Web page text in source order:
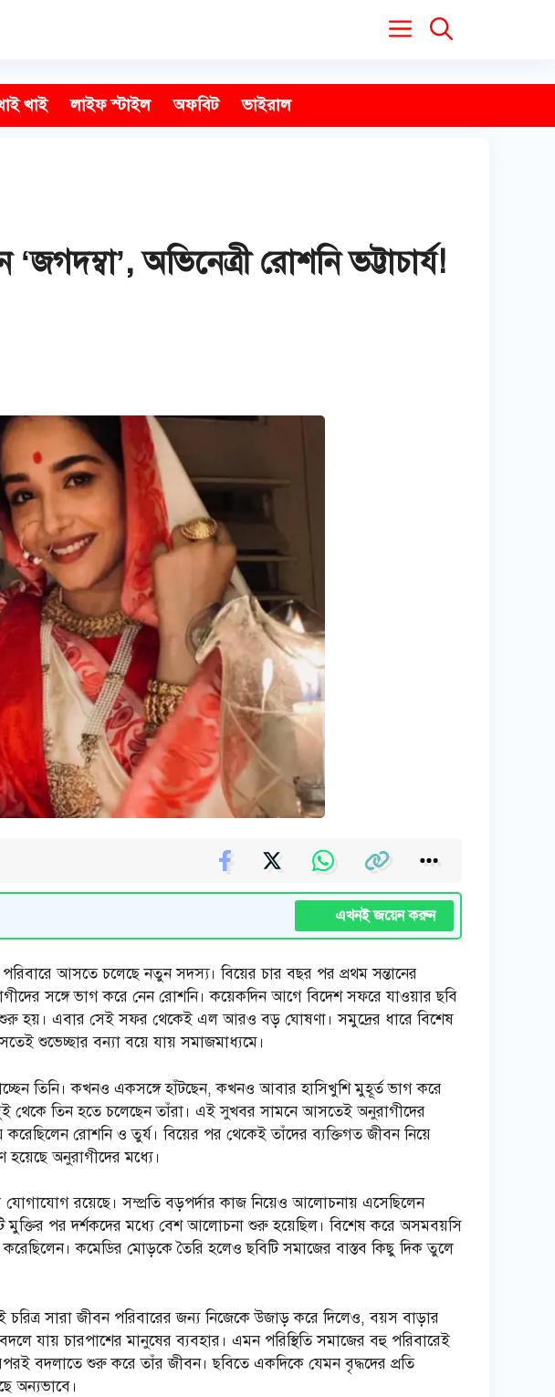
খাই লাইফ স্টাইল অফবিট ভাইরাল
অভিনেত্রী রোশনি ভট্টাচার্য!
এখনই জয়েন করুন
আসতে চলেছে নতুন সদস্য। বিয়ের চার বছর পর প্রথম সন্তানের
সঙ্গে ভাগ করে নেন রোশনি। কয়েকদিন আগে বিদেশ সফরে যাওয়ার ছবি
শুরু হয়। এবার সেই সফর থেকেই এল আরও বড় ঘোষণা। সমুদ্রের ধারে বিশেষ
শুভেচ্ছার বন্যা বয়ে যায় সমাজমাধ্যমে।
তিনি। কখনও একসঙ্গে হাঁটছেন, কখনও আবার হাসিখুশি মুহূর্ত ভাগ করে
থেকে তিন হতে চলেছেন তাঁরা। এই সুখবর সামনে আসতেই অনুরাগীদের
করেছিলেন রোশনি ও তুর্য। বিয়ের পর থেকেই তাঁদের ব্যক্তিগত জীবন নিয়ে
অনুরাগীদের মধ্যে।
রয়েছে। সম্প্রতি বড়পর্দার কাজ নিয়েও আলোচনায় এসেছিলেন
মুক্তির পর দর্শকদের মধ্যে বেশ আলোচনা শুরু হয়েছিল। বিশেষ করে অসমবয়সি
করেছিলেন। কমেডির মোড়কে তৈরি হলেও ছবিটি সমাজের বাস্তব কিছু দিক তুলে
সারা জীবন পরিবারের জন্য নিজেকে উজাড় করে দিলেও, বয়স বাড়ার
যায় চারপাশের মানুষের ব্যবহার। এমন পরিস্থিতি সমাজের বহু পরিবারেই
বদলাতে শুরু করে তাঁর জীবন। ছবিতে একদিকে যেমন বৃদ্ধদের প্রতি
অন্যভাবে।